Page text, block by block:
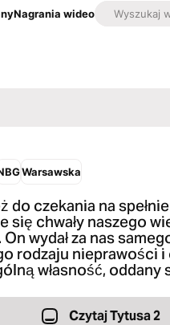
Nagrania wideo
Warsawska
do czekania na
się chwały naszego
wydał za nas
rodzaju nieprawości
własność,
Czytaj Tytusa 2